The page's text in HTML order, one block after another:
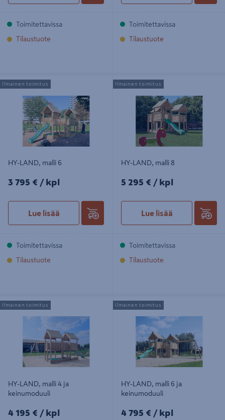
Toimitettavissa
Tilaustuote
Toimitettavissa
Tilaustuote
HY-LAND, malli 6
HY-LAND, malli 6
3795€/kpl
3 795 € / kpl
Lue lisää
Ilmainen toimitus
Toimitettavissa
Tilaustuote
HY-LAND, malli 8
HY-LAND, malli 8
5295€/kpl
5 295 € / kpl
Lue lisää
Ilmainen toimitus
Toimitettavissa
Tilaustuote
HY-LAND, malli 4 ja keinumoduuli
HY-LAND, malli 4 ja
keinumoduuli
4195€/kpl
4 195 € / kpl
Ilmainen toimitus
HY-LAND, malli 6 ja keinumoduuli
HY-LAND, malli 6 ja
keinumoduuli
4795€/kpl
4 795 € / kpl
Ilmainen toimitus